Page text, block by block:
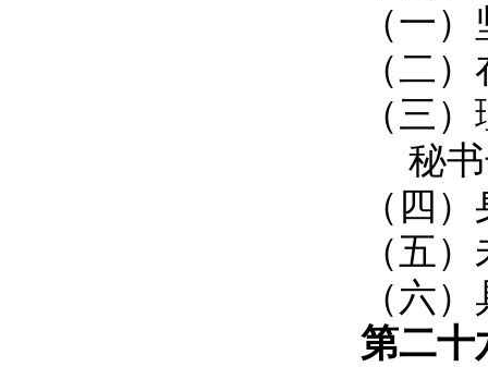
（一
（二
（三
秘
（四
（五
（六
第二十